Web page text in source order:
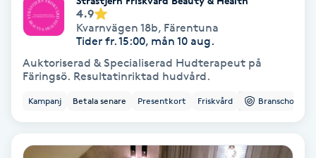
Nagelförstärkning
Nagelklippning
Nageltrång
4.9
Kvarnvägen 18b, Färentuna
Tider fr. 15:00, mån 10 aug.
Auktoriserad & Specialiserad Hudterapeut på
Färingsö. Resultatinriktad hudvård.
Kampanj Betala senare Presentkort Friskvård Branschorg.